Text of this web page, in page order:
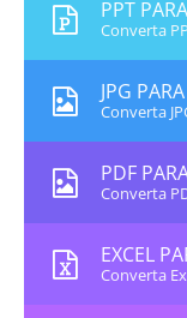
PPT
Converta
JPG
Converta
PDF
Converta
EXCEL
Converta